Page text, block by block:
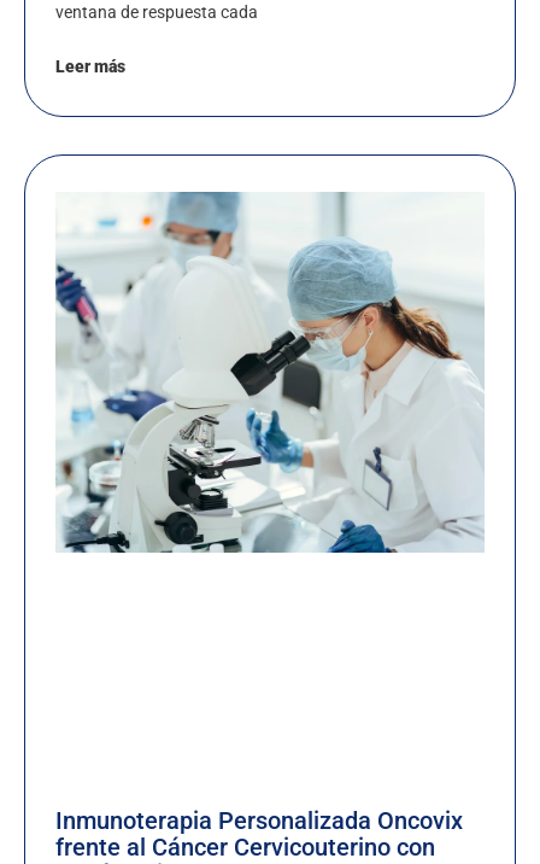
ventana de respuesta cada
Leer más
Inmunoterapia Personalizada Oncovix
frente al Cáncer Cervicouterino con